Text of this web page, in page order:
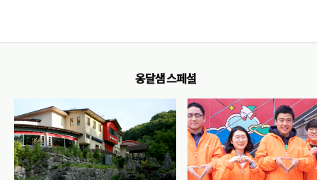
옹달샘 스페셜